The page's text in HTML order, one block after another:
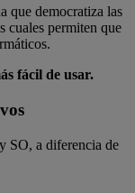
que democratiza las
cuales permiten que
fácil de usar.
SO, a diferencia de